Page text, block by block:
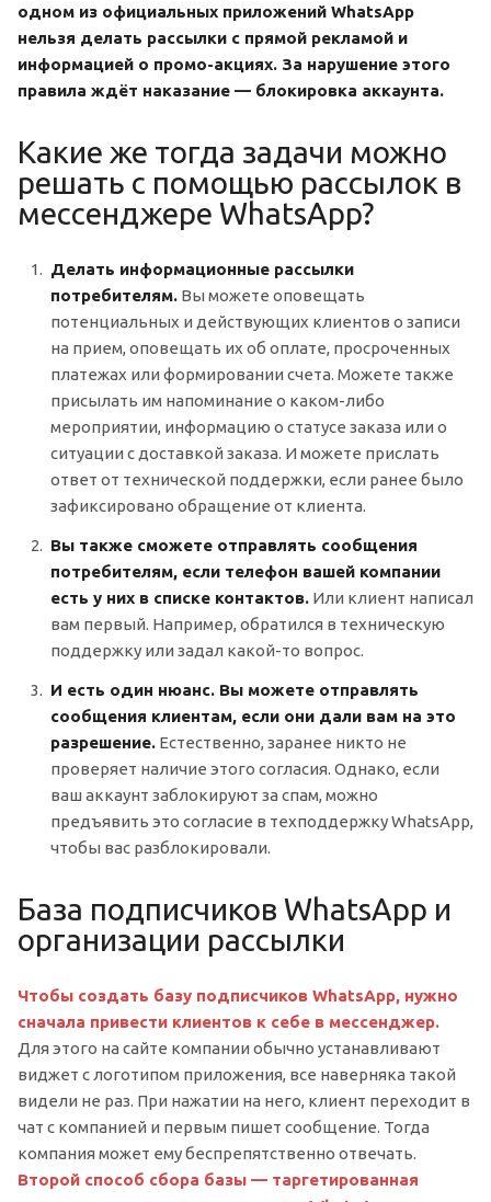
одном из официальных приложений WhatsApp
нельзя делать рассылки с прямой рекламой и
информацией о промо-акциях. За нарушение этого
правила ждёт наказание — блокировка аккаунта.
Какие же тогда задачи можно
решать с помощью рассылок в
мессенджере WhatsApp?
Делать информационные рассылки
потребителям. Вы можете оповещать
потенциальных и действующих клиентов о записи
на прием, оповещать их об оплате, просроченных
платежах или формировании счета. Можете также
присылать им напоминание о каком-либо
мероприятии, информацию о статусе заказа или о
ситуации с доставкой заказа. И можете прислать
ответ от технической поддержки, если ранее было
зафиксировано обращение от клиента.
Вы также сможете отправлять сообщения
потребителям, если телефон вашей компании
есть у них в списке контактов. Или клиент написал
вам первый. Например, обратился в техническую
поддержку или задал какой-то вопрос.
И есть один нюанс. Вы можете отправлять
сообщения клиентам, если они дали вам на это
разрешение. Естественно, заранее никто не
проверяет наличие этого согласия. Однако, если
ваш аккаунт заблокируют за спам, можно
предъявить это согласие в техподдержку WhatsApp,
чтобы вас разблокировали.
База подписчиков WhatsApp и
организации рассылки
Чтобы создать базу подписчиков WhatsApp, нужно
сначала привести клиентов к себе в мессенджер.
Для этого на сайте компании обычно устанавливают
виджет с логотипом приложения, все наверняка такой
видели не раз. При нажатии на него, клиент переходит в
чат с компанией и первым пишет сообщение. Тогда
компания может ему беспрепятственно отвечать.
Второй способ сбора базы — таргетированная